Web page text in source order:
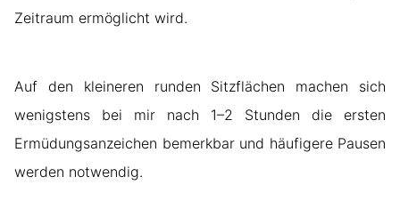
Zeitraum ermöglicht wird.
Auf den kleineren runden Sitzflächen machen sich
wenigstens bei mir nach 1–2 Stunden die ersten
Ermüdungsanzeichen bemerkbar und häufigere Pausen
werden notwendig.